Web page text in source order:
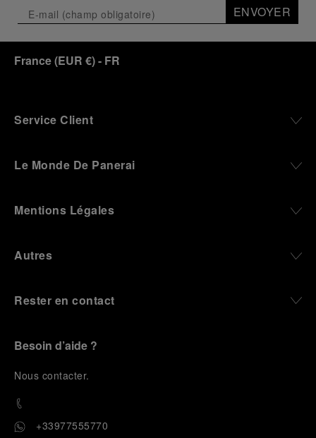
ENVOYER
France(EUR €)- FR
Service Client
Le Monde De Panerai
Mentions Légales
Autres
Rester en contact
Besoin d’aide ?
Nous contacter.
+33977555770